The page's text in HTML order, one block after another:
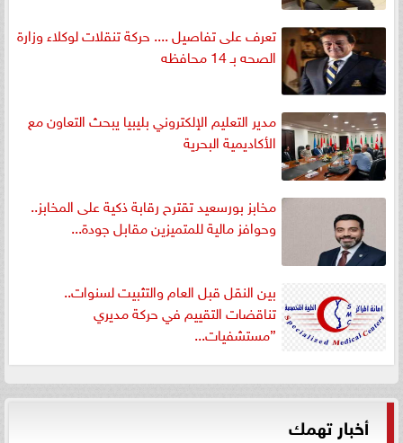
تعرف على تفاصيل .... حركة تنقلات لوكلاء وزارة
الصحه بـ 14 محافظه
مدير التعليم الإلكتروني بليبيا يبحث التعاون مع
الأكاديمية البحرية
مخابز بورسعيد تقترح رقابة ذكية على المخابز..
وحوافز مالية للمتميزين مقابل جودة...
بين النقل قبل العام والتثبيت لسنوات..
تناقضات التقييم في حركة مديري
”مستشفيات...
أخبار تهمك